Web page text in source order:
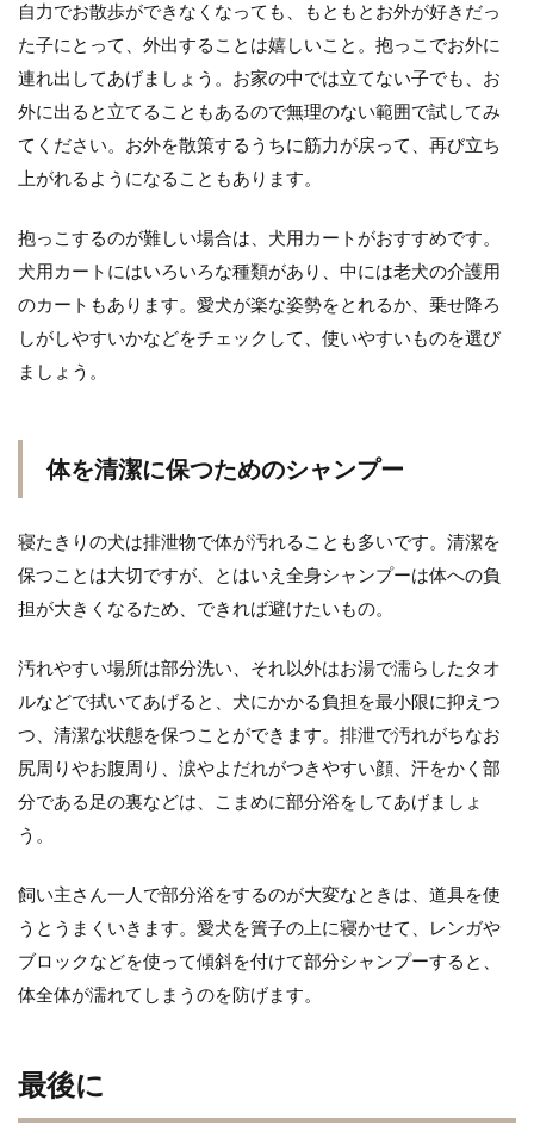
自力でお散歩ができなくなっても、もともとお外が好きだっ
た子にとって、外出することは嬉しいこと。抱っこでお外に
連れ出してあげましょう。お家の中では立てない子でも、お
外に出ると立てることもあるので無理のない範囲で試してみ
てください。お外を散策するうちに筋力が戻って、再び立ち
上がれるようになることもあります。
抱っこするのが難しい場合は、犬用カートがおすすめです。
犬用カートにはいろいろな種類があり、中には老犬の介護用
のカートもあります。愛犬が楽な姿勢をとれるか、乗せ降ろ
しがしやすいかなどをチェックして、使いやすいものを選び
ましょう。
体を清潔に保つためのシャンプー
寝たきりの犬は排泄物で体が汚れることも多いです。清潔を
保つことは大切ですが、とはいえ全身シャンプーは体への負
担が大きくなるため、できれば避けたいもの。
汚れやすい場所は部分洗い、それ以外はお湯で濡らしたタオ
ルなどで拭いてあげると、犬にかかる負担を最小限に抑えつ
つ、清潔な状態を保つことができます。排泄で汚れがちなお
尻周りやお腹周り、涙やよだれがつきやすい顔、汗をかく部
分である足の裏などは、こまめに部分浴をしてあげましょ
う。
飼い主さん一人で部分浴をするのが大変なときは、道具を使
うとうまくいきます。愛犬を簀子の上に寝かせて、レンガや
ブロックなどを使って傾斜を付けて部分シャンプーすると、
体全体が濡れてしまうのを防げます。
最後に